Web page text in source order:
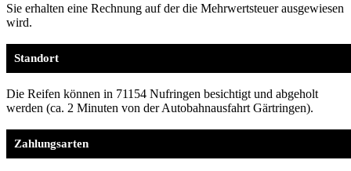
Sie erhalten eine Rechnung auf der die Mehrwertsteuer ausgewiesen
wird.
Standort
Die Reifen können in 71154 Nufringen besichtigt und abgeholt
werden (ca. 2 Minuten von der Autobahnausfahrt Gärtringen).
Zahlungsarten